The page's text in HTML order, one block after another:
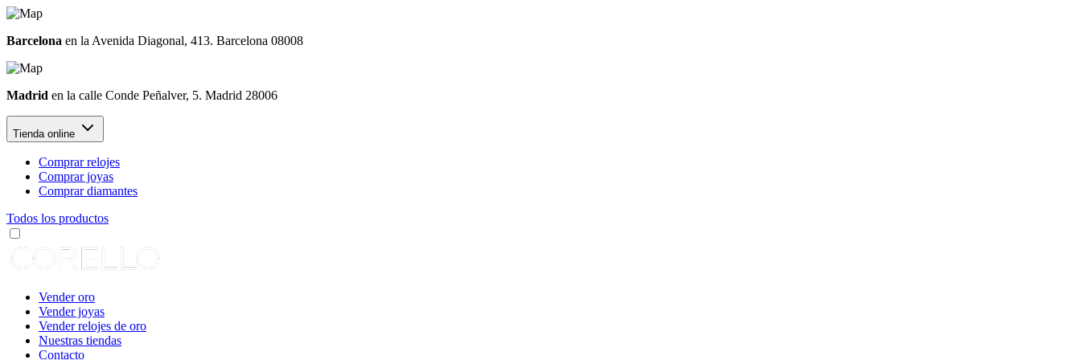
Barcelona en la Avenida Diagonal, 413. Barcelona 08008
Madrid en la calle Conde Peñalver, 5. Madrid 28006
Tienda online
Comprar relojes
Comprar joyas
Comprar diamantes
Todos los productos
Vender oro
Vender joyas
Vender relojes de oro
Nuestras tiendas
Contacto